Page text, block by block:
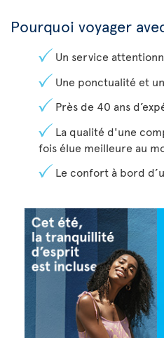
Pourquoi voyager
Un service
Une ponctualité et
Près de 40 ans
La qualité d'une
fois élue meilleure au
Le confort à bord